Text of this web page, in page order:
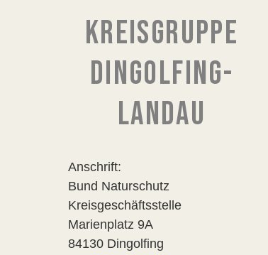
KREISGRUPPE
DINGOLFING-
LANDAU
Anschrift:
Bund Naturschutz
Kreisgeschäftsstelle
Marienplatz 9A
84130 Dingolfing